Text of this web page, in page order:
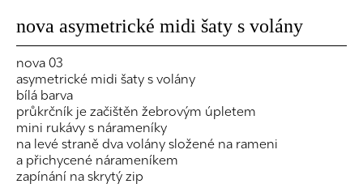
nova asymetrické midi šaty s volány
nova 03
asymetrické midi šaty s volány
bílá barva
průkrčník je začištěn žebrovým úpletem
mini rukávy s nárameníky
na levé straně dva volány složené na rameni
a přichycené nárameníkem
zapínání na skrytý zip